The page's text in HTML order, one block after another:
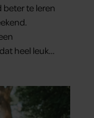
te leren
heel leuk